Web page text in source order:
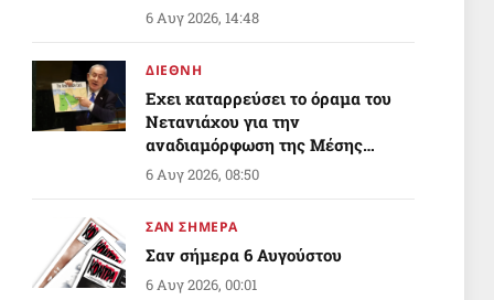
6 Αυγ 2026, 14:48
ΔΙΕΘΝΗ
Εχει καταρρεύσει το όραμα του
Νετανιάχου για την
αναδιαμόρφωση της Μέσης
Ανατολής;
6 Αυγ 2026, 08:50
ΣΑΝ ΣΗΜΕΡΑ
Σαν σήμερα 6 Αυγούστου
6 Αυγ 2026, 00:01